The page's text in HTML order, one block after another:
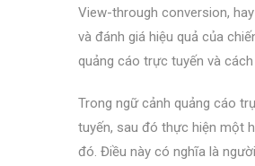
View-through conversion,
và đánh giá hiệu quả của
quảng cáo trực tuyến và
Trong ngữ cảnh quảng cáo
tuyến, sau đó thực hiện một
đó. Điều này có nghĩa là